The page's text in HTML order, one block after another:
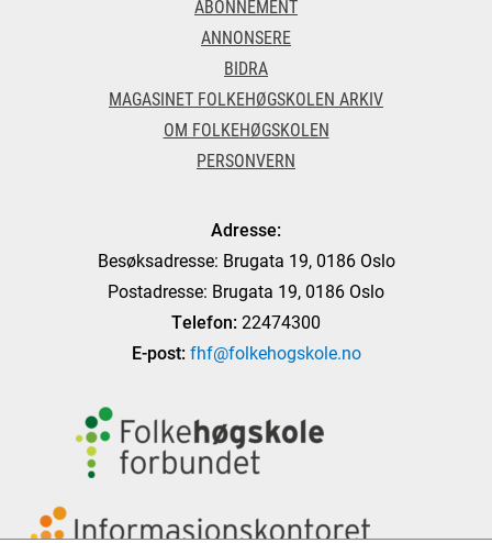
ABONNEMENT
ANNONSERE
BIDRA
MAGASINET FOLKEHØGSKOLEN ARKIV
OM FOLKEHØGSKOLEN
PERSONVERN
Adresse:
Besøksadresse: Brugata 19, 0186 Oslo
Postadresse: Brugata 19, 0186 Oslo
Telefon: 22474300
E-post: fhf@folkehogskole.no